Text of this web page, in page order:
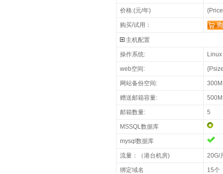
价格:(元/年)
购买/试用：
主机配置
操作系统: Linux
web空间:
网站备份空间: 300M
赠送邮箱容量: 500M
邮箱数量: 5
MSSQL数据库
mysql数据库
流量：（港台机房) 20G/
绑定域名 15个